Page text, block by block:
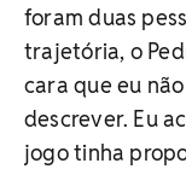
foram duas
trajetória, o
cara que eu
descrever. Eu
jogo tinha